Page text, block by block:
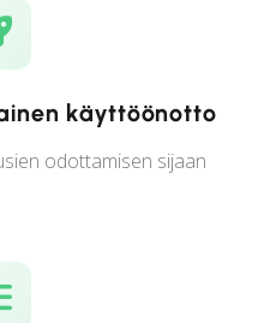
käyttöönotto
odottamisen sijaan